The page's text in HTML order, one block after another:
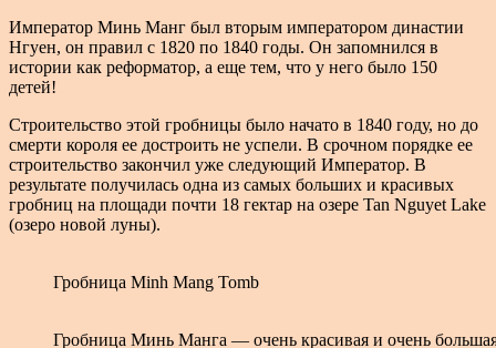
Император Минь Манг был вторым императором династии
Нгуен, он правил с 1820 по 1840 годы. Он запомнился в
истории как реформатор, а еще тем, что у него было 150
детей!
Строительство этой гробницы было начато в 1840 году, но до
смерти короля ее достроить не успели. В срочном порядке ее
строительство закончил уже следующий Император. В
результате получилась одна из самых больших и красивых
гробниц на площади почти 18 гектар на озере Tan Nguyet Lake
(озеро новой луны).
Гробница Minh Mang Tomb
Гробница Минь Манга — очень красивая и очень